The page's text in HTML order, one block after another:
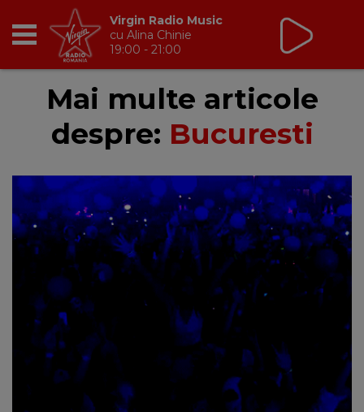
RADIO
BREAKFAST
TIC TALK
CÂȘTIGĂ
HOT 30
DANCEFLOOR CHART
RADIO ACADEMY
Virgin Radio Music
cu Alina Chinie
19:00 - 21:00
Mai multe articole
despre: Bucuresti